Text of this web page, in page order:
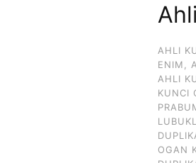
AHLI
ENIM
AHLI
KUNCI
OGAN